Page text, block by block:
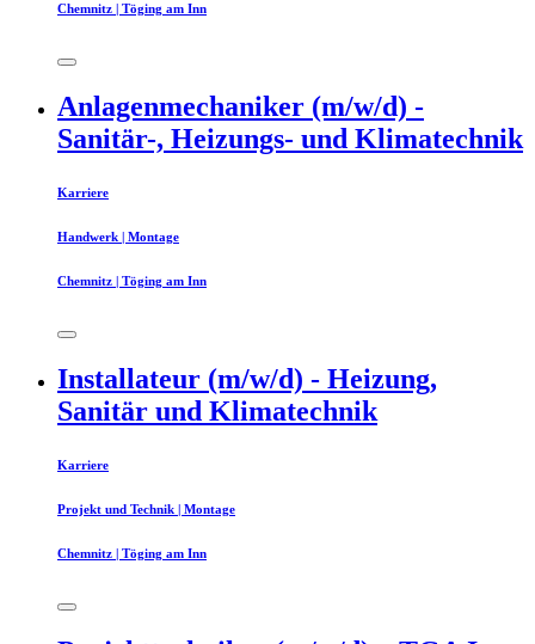
Chemnitz | Töging am Inn
Anlagenmechaniker (m/w/d) -
Sanitär-, Heizungs- und Klimatechnik
Karriere
Handwerk | Montage
Chemnitz | Töging am Inn
Installateur (m/w/d) - Heizung,
Sanitär und Klimatechnik
Karriere
Projekt und Technik | Montage
Chemnitz | Töging am Inn